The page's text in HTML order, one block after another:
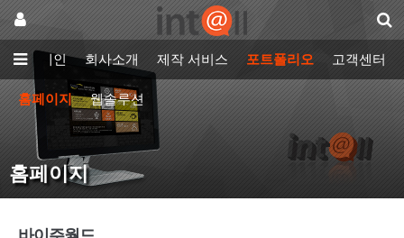
메인 회사소개 제작 서비스 포트폴리오 고객센터
홈페이지 웹솔루션
홈페이지